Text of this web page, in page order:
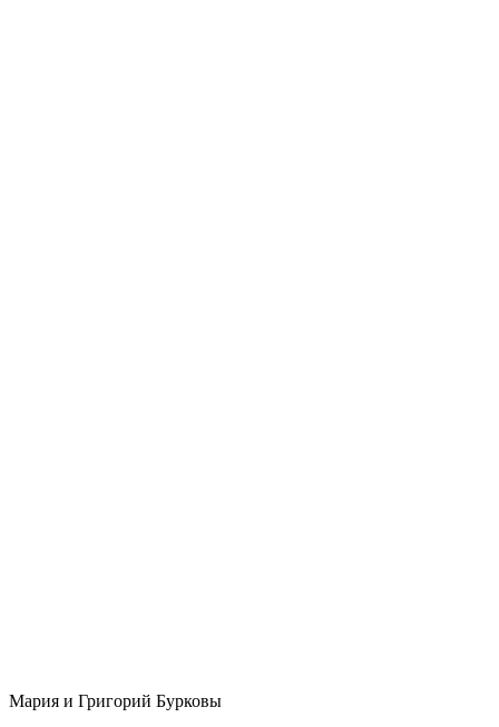
Мария и Григорий Бурковы